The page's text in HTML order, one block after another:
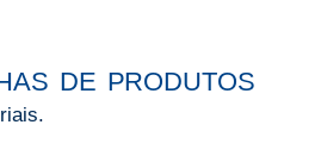
DE PRODUTOS